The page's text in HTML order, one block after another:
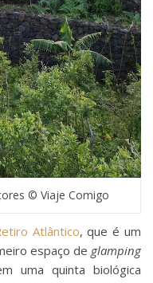
© Viaje Comigo
Atlântico, que é um
espaço de glamping
uma quinta biológica